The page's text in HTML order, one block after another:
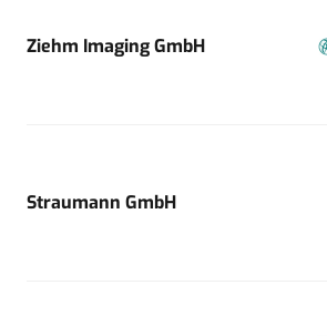
Ziehm Imaging GmbH
Straumann GmbH